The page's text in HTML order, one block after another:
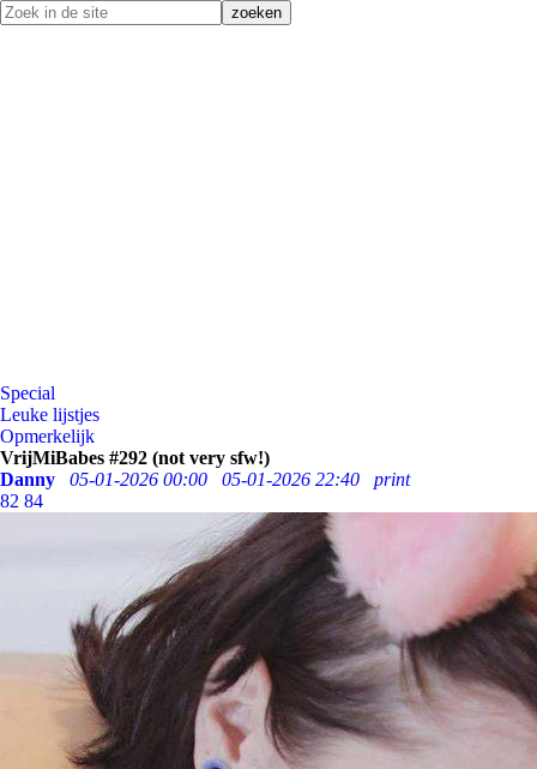
Special
Leuke lijstjes
Opmerkelijk
VrijMiBabes #292 (not very sfw!)
Danny
05-01-2026 00:00 05-01-2026 22:40
print
82 84